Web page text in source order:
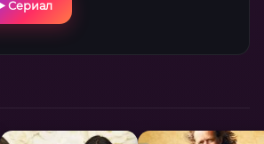
уцелеть между волнами и
Сериал